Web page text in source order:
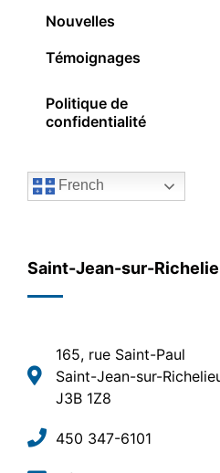
Nouvelles
Témoignages
Politique de
confidentialité
French
Saint-Jean-sur-
165, rue Saint-Paul
Saint-Jean-sur-
J3B 1Z8
450 347-6101